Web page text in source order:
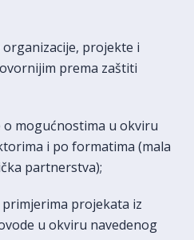
projekte i
prema zaštiti
mogućnostima u okviru
i po formatima (mala
partnerstva);
projekata iz
u okviru navedenog